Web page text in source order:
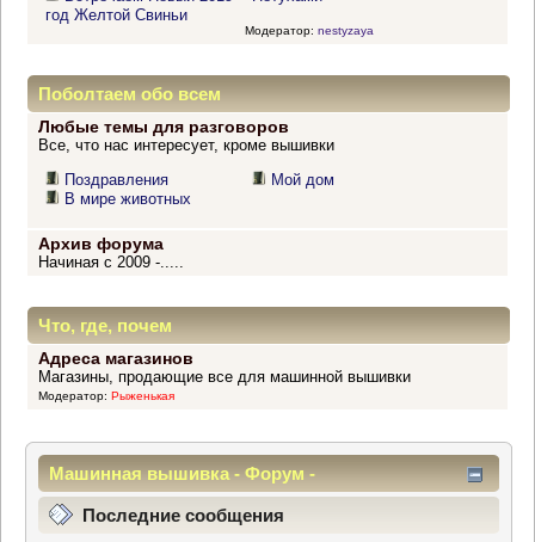
год Желтой Свиньи
Модератор: nestyzaya
Поболтаем обо всем
Любые темы для разговоров
Все, что нас интересует, кроме вышивки
Поздравления
В мире животных
Мой дом
Архив форума
Начиная с 2009 -.....
Что, где, почем
Адреса магазинов
Магазины, продающие все для машинной вышивки
Модератор: Рыженькая
Машинная вышивка - Форум -
Информационный центр
Последние сообщения